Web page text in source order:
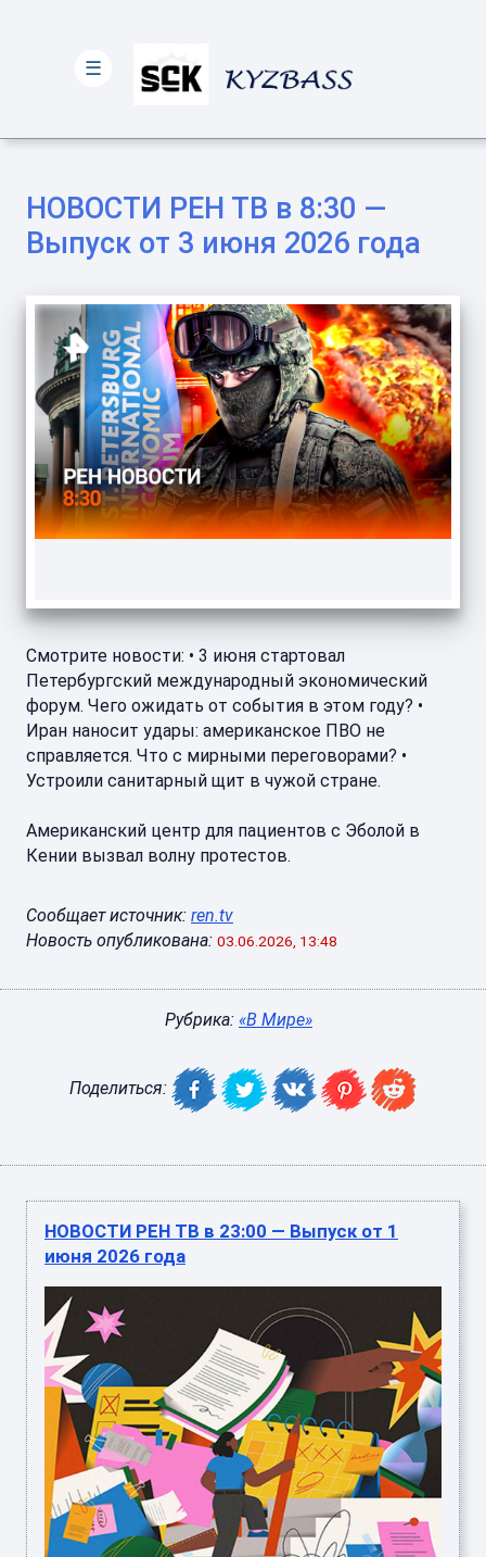
НОВОСТИ РЕН ТВ в 8:30 —
Выпуск от 3 июня 2026 года
Смотрите новости: • 3 июня стартовал
Петербургский международный экономический
форум. Чего ожидать от события в этом году? •
Иран наносит удары: американское ПВО не
справляется. Что с мирными переговорами? •
Устроили санитарный щит в чужой стране.
Американский центр для пациентов с Эболой в
Кении вызвал волну протестов.
Сообщает источник: ren.tv
Новость опубликована: 03.06.2026, 13:48
Рубрика: «В Мире»
Поделиться:
НОВОСТИ РЕН ТВ в 23:00 — Выпуск от 1
июня 2026 года
☰